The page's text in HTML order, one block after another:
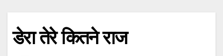
डेरा तेरे कितने राज